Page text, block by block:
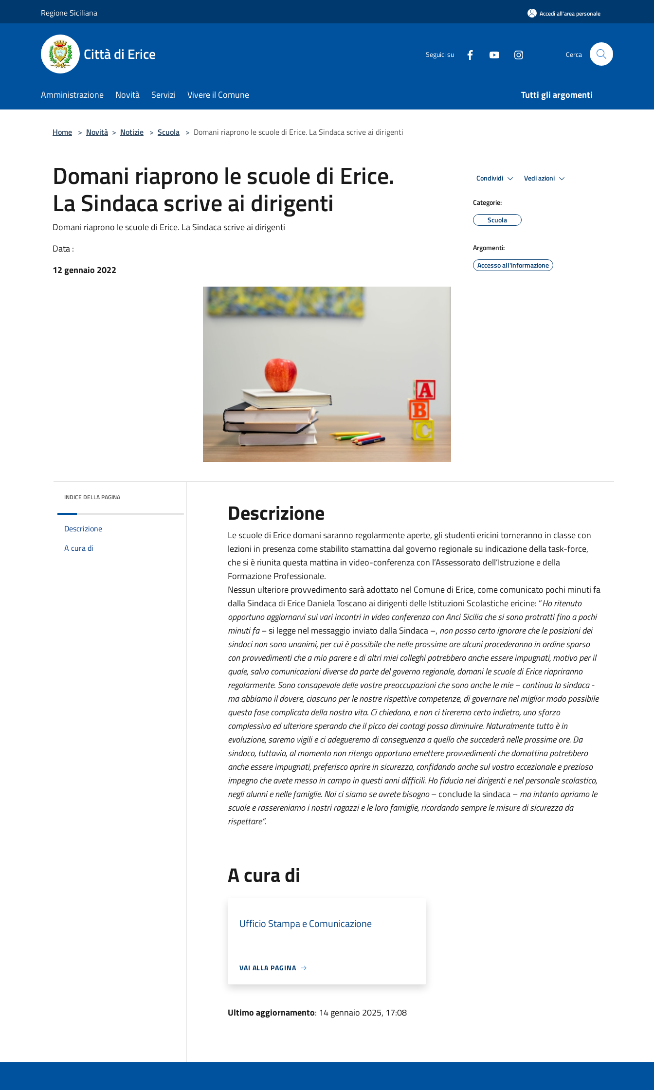
Regione Siciliana Accedi all'area personale
Città di Erice Seguici su Cerca
Amministrazione Novità Servizi Vivere il Comune Tutti gli argomenti
Home > Novità > Notizie > Scuola > Domani riaprono le scuole di Erice. La Sindaca scrive ai dirigenti
Domani riaprono le scuole di Erice.
La Sindaca scrive ai dirigenti
Domani riaprono le scuole di Erice. La Sindaca scrive ai dirigenti
Data :
12 gennaio 2022
Condividi Vedi azioni
Categorie:
Scuola
Argomenti:
Accesso all'informazione
INDICE DELLA PAGINA
Descrizione
A cura di
Descrizione
Le scuole di Erice domani saranno regolarmente aperte, gli studenti ericini torneranno in classe con
lezioni in presenza come stabilito stamattina dal governo regionale su indicazione della task-force,
che si è riunita questa mattina in video-conferenza con l’Assessorato dell’Istruzione e della
Formazione Professionale.
Nessun ulteriore provvedimento sarà adottato nel Comune di Erice, come comunicato pochi minuti fa
dalla Sindaca di Erice Daniela Toscano ai dirigenti delle Istituzioni Scolastiche ericine: “Ho ritenuto
opportuno aggiornarvi sui vari incontri in video conferenza con Anci Sicilia che si sono protratti fino a pochi
minuti fa– si legge nel messaggio inviato dalla Sindaca –, non posso certo ignorare che le posizioni dei
sindaci non sono unanimi, per cui è possibile che nelle prossime ore alcuni procederanno in ordine sparso
con provvedimenti che a mio parere e di altri miei colleghi potrebbero anche essere impugnati, motivo per il
quale, salvo comunicazioni diverse da parte del governo regionale, domani le scuole di Erice riapriranno
regolarmente. Sono consapevole delle vostre preoccupazioni che sono anche le mie – continua la sindaca -
ma abbiamo il dovere, ciascuno per le nostre rispettive competenze, di governare nel miglior modo possibile
questa fase complicata della nostra vita. Ci chiedono, e non ci tireremo certo indietro, uno sforzo
complessivo ed ulteriore sperando che il picco dei contagi possa diminuire. Naturalmente tutto è in
evoluzione, saremo vigili e ci adegueremo di conseguenza a quello che succederà nelle prossime ore. Da
sindaco, tuttavia, al momento non ritengo opportuno emettere provvedimenti che domattina potrebbero
anche essere impugnati, preferisco aprire in sicurezza, confidando anche sul vostro eccezionale e prezioso
impegno che avete messo in campo in questi anni difficili. Ho fiducia nei dirigenti e nel personale scolastico,
negli alunni e nelle famiglie. Noi ci siamo se avrete bisogno– conclude la sindaca –ma intanto apriamo le
scuole e rassereniamo i nostri ragazzi e le loro famiglie, ricordando sempre le misure di sicurezza da
rispettare”.
A cura di
Ufficio Stampa e Comunicazione
VAI ALLA PAGINA
Ultimo aggiornamento: 14 gennaio 2025, 17:08